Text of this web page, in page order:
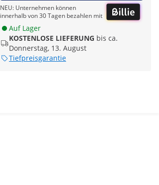
NEU: Unternehmen können
innerhalb von 30 Tagen bezahlen mit
Auf Lager
KOSTENLOSE LIEFERUNG bis ca.
Donnerstag, 13. August
Tiefpreisgarantie